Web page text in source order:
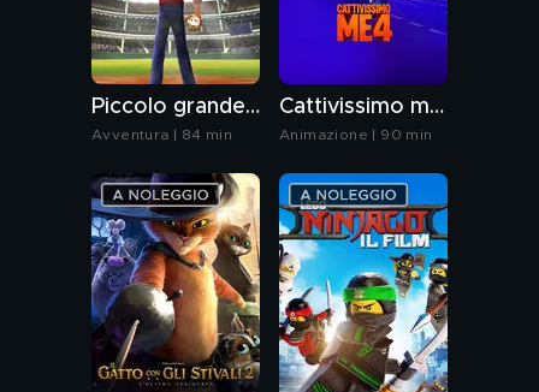
Piccolo grande eroe
Avventura | 84 min
Cattivissimo me 4
Animazione | 90 min